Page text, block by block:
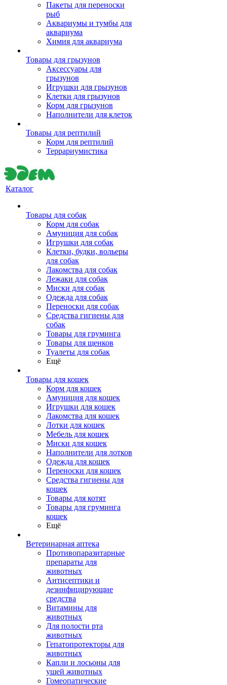
Пакеты для переноски
рыб
Аквариумы и тумбы для
аквариума
Химия для аквариума
Товары для грызунов
Аксессуары для
грызунов
Игрушки для грызунов
Клетки для грызунов
Корм для грызунов
Наполнители для клеток
Товары для рептилий
Корм для рептилий
Террариумистика
Каталог
Товары для собак
Корм для собак
Амуниция для собак
Игрушки для собак
Клетки, будки, вольеры
для собак
Лакомства для собак
Лежаки для собак
Миски для собак
Одежда для собак
Переноски для собак
Средства гигиены для
собак
Товары для груминга
Товары для щенков
Туалеты для собак
Ещё
Товары для кошек
Корм для кошек
Амуниция для кошек
Игрушки для кошек
Лакомства для кошек
Лотки для кошек
Мебель для кошек
Миски для кошек
Наполнители для лотков
Одежда для кошек
Переноски для кошек
Средства гигиены для
кошек
Товары для котят
Товары для груминга
кошек
Ещё
Ветеринарная аптека
Противопаразитарные
препараты для
животных
Антисептики и
дезинфицирующие
средства
Витамины для
животных
Для полости рта
животных
Гепатопротекторы для
животных
Капли и лосьоны для
ушей животных
Гомеопатические